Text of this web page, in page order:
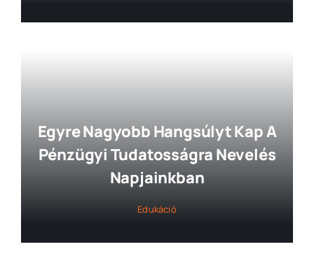
Egyre Nagyobb Hangsúlyt Kap A
Pénzügyi Tudatosságra Nevelés
Napjainkban
Edukáció